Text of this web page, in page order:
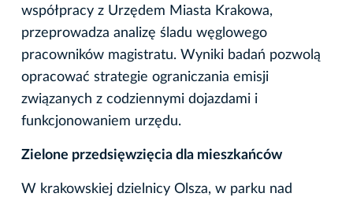
współpracy z Urzędem Miasta Krakowa,
przeprowadza analizę śladu węglowego
pracowników magistratu. Wyniki badań pozwolą
opracować strategie ograniczania emisji
związanych z codziennymi dojazdami i
funkcjonowaniem urzędu.
Zielone przedsięwzięcia dla mieszkańców
W krakowskiej dzielnicy Olsza, w parku nad